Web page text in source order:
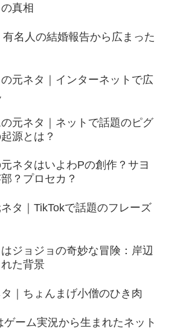
真相
名人の結婚報告から広まった
元ネタ｜インターネットで広
元ネタ｜ネットで話題のピグ
源とは？
ネタはいよわPの創作？サヨ
？プロセカ？
タ｜TikTokで話題のフレーズ
ジョジョの奇妙な冒険：岸辺
た背景
｜ちょんまげ小僧のひき肉
ゲーム実況から生まれたネット